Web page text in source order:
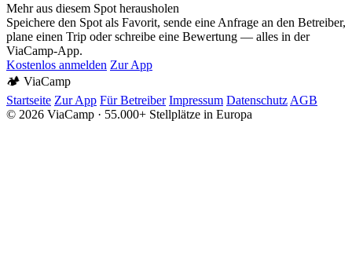
Mehr aus diesem Spot herausholen
Speichere den Spot als Favorit, sende eine Anfrage an den Betreiber,
plane einen Trip oder schreibe eine Bewertung — alles in der
ViaCamp-App.
Kostenlos anmelden Zur App
🏕️ ViaCamp
Startseite Zur App Für Betreiber Impressum Datenschutz AGB
© 2026 ViaCamp · 55.000+ Stellplätze in Europa